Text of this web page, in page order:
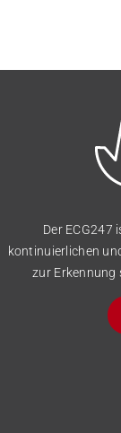
Der ECG247
kontinuierlichen
zur